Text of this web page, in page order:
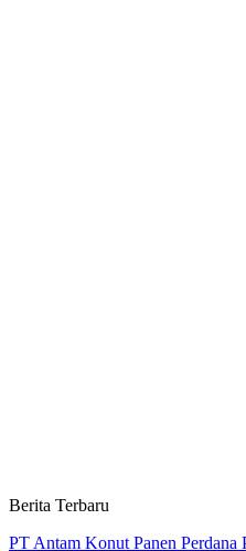
Berita Terbaru
PT Antam Konut Panen Perdana